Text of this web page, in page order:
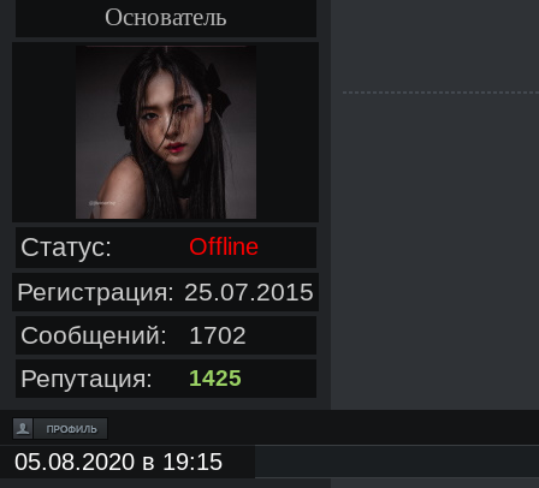
Основатель
Статус: Offline
Регистрация: 25.07.2015
Сообщений:
1702
Репутация:
1425
05.08.2020 в 19:15